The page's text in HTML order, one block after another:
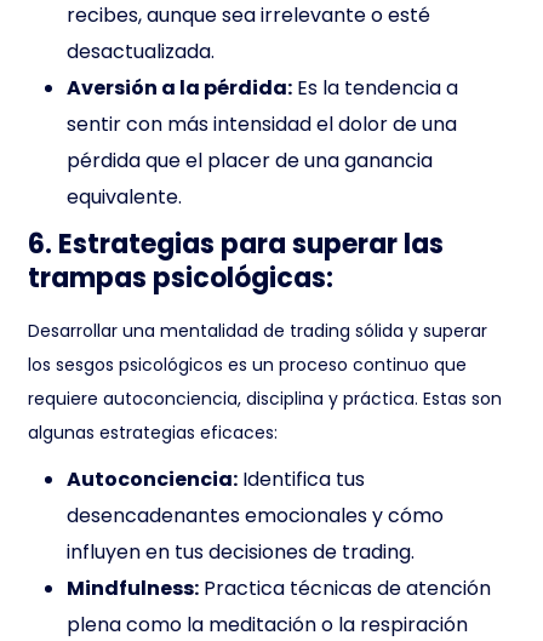
recibes, aunque sea irrelevante o esté
desactualizada.
Aversión a la pérdida: Es la tendencia a
sentir con más intensidad el dolor de una
pérdida que el placer de una ganancia
equivalente.
6. Estrategias para superar las
trampas psicológicas:
Desarrollar una mentalidad de trading sólida y superar
los sesgos psicológicos es un proceso continuo que
requiere autoconciencia, disciplina y práctica. Estas son
algunas estrategias eficaces:
Autoconciencia: Identifica tus
desencadenantes emocionales y cómo
influyen en tus decisiones de trading.
Mindfulness: Practica técnicas de atención
plena como la meditación o la respiración